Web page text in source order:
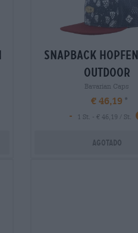
snapback
outdoor
Bavarian Caps
€ 46,19
-
1 St. - € 46,19 / St.
Agotado